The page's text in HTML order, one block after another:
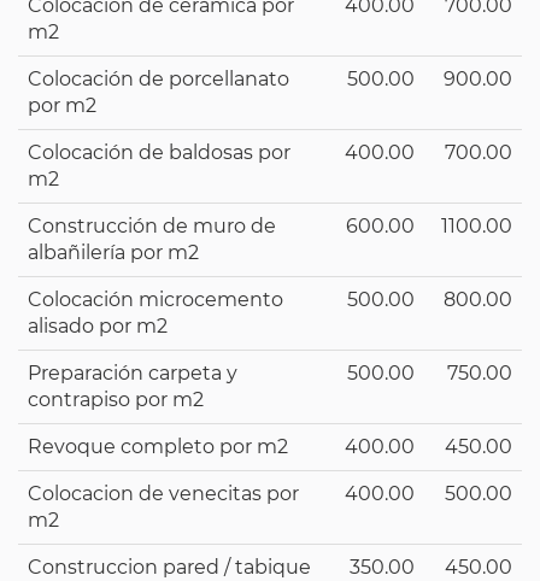
Colocación de cerámica por
m2
400.00 700.00
Colocación de porcellanato
por m2
500.00 900.00
Colocación de baldosas por
m2
400.00 700.00
Construcción de muro de
albañilería por m2
600.00 1100.00
Colocación microcemento
alisado por m2
500.00 800.00
Preparación carpeta y
contrapiso por m2
500.00 750.00
Revoque completo por m2 400.00 450.00
Colocacion de venecitas por
m2
400.00 500.00
Construccion pared / tabique
350.00 450.00